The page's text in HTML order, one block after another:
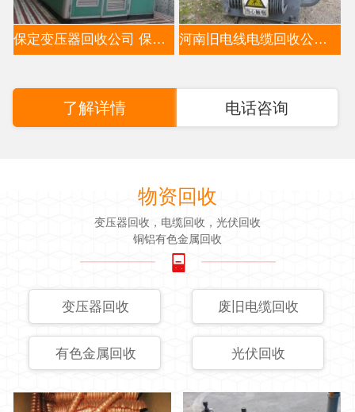
保定变压器回收公司 保定电缆回收公司 保定上门收购变 河南旧电线电缆回收公司,河南变压器回收公司
了解详情 电话咨询
物资回收
变压器回收，电缆回收，光伏回收
铜铝有色金属回收
变压器回收 废旧电缆回收
有色金属回收 光伏回收